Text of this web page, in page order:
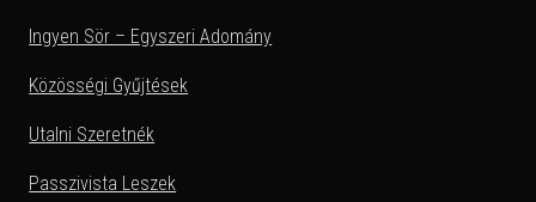
Ingyen Sör – Egyszeri Adomány
Közösségi Gyűjtések
Utalni Szeretnék
Passzivista Leszek